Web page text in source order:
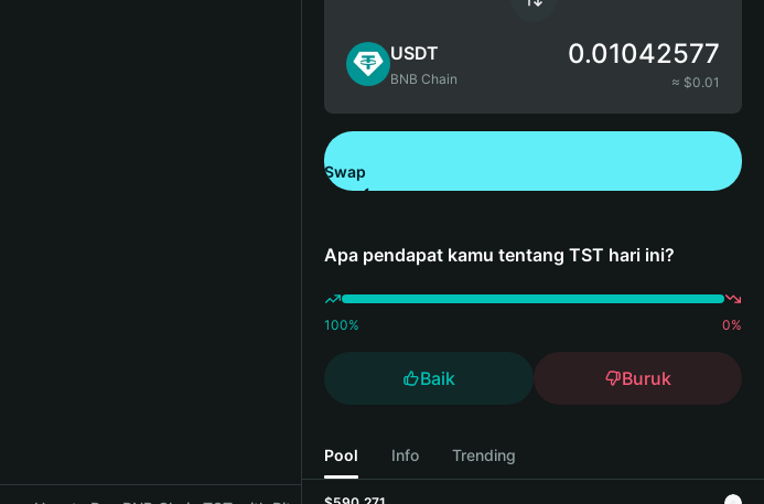
USDT
BNB Chain
0.01042577
≈ $0.01
Swap
Apa pendapat kamu tentang TST hari ini?
100% 0%
Baik Buruk
Pool Info Trending